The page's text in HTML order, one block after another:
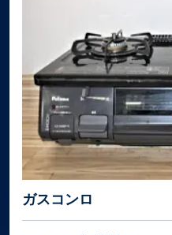
ガスコンロ